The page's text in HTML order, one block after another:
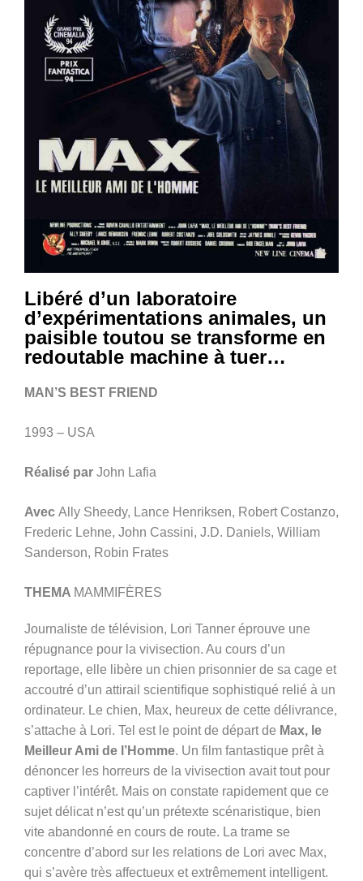
Libéré d’un laboratoire
d’expérimentations animales, un
paisible toutou se transforme en
redoutable machine à tuer…
MAN’S BEST FRIEND
1993 – USA
Réalisé par John Lafia
Avec Ally Sheedy, Lance Henriksen, Robert Costanzo,
Frederic Lehne, John Cassini, J.D. Daniels, William
Sanderson, Robin Frates
THEMA MAMMIFÈRES
Journaliste de télévision, Lori Tanner éprouve une
répugnance pour la vivisection. Au cours d’un
reportage, elle libère un chien prisonnier de sa cage et
accoutré d’un attirail scientifique sophistiqué relié à un
ordinateur. Le chien, Max, heureux de cette délivrance,
s’attache à Lori. Tel est le point de départ de Max, le
Meilleur Ami de l’Homme. Un film fantastique prêt à
dénoncer les horreurs de la vivisection avait tout pour
captiver l’intérêt. Mais on constate rapidement que ce
sujet délicat n’est qu’un prétexte scénaristique, bien
vite abandonné en cours de route. La trame se
concentre d’abord sur les relations de Lori avec Max,
qui s’avère très affectueux et extrêmement intelligent.